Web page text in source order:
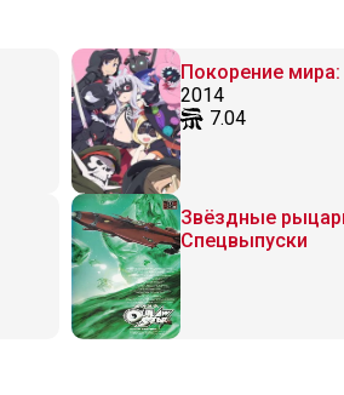
Покорение
2014
7.04
Звёздные
Спецвыпуски